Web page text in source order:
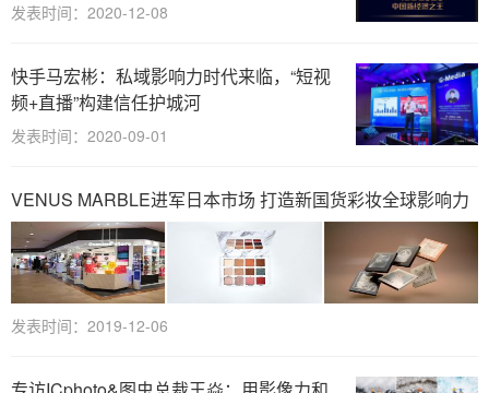
发表时间：2020-12-08
快手马宏彬：私域影响力时代来临，“短视
频+直播”构建信任护城河
发表时间：2020-09-01
VENUS MARBLE进军日本市场 打造新国货彩妆全球影响力
发表时间：2019-12-06